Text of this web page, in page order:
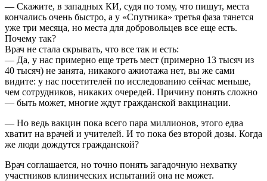
— Скажите, в западных КИ, судя по тому, что пишут, места
кончались очень быстро, а у «Спутника» третья фаза тянется
уже три месяца, но места для добровольцев все еще есть.
Почему так?
Врач не стала скрывать, что все так и есть:
— Да, у нас примерно еще треть мест (примерно 13 тысяч из
40 тысяч) не занята, никакого ажиотажа нет, вы же сами
видите: у нас посетителей по исследованию сейчас меньше,
чем сотрудников, никаких очередей. Причину понять сложно
— быть может, многие ждут гражданской вакцинации.
— Но ведь вакцин пока всего пара миллионов, этого едва
хватит на врачей и учителей. И то пока без второй дозы. Когда
же люди дождутся гражданской?
Врач соглашается, но точно понять загадочную нехватку
участников клинических испытаний она не может.